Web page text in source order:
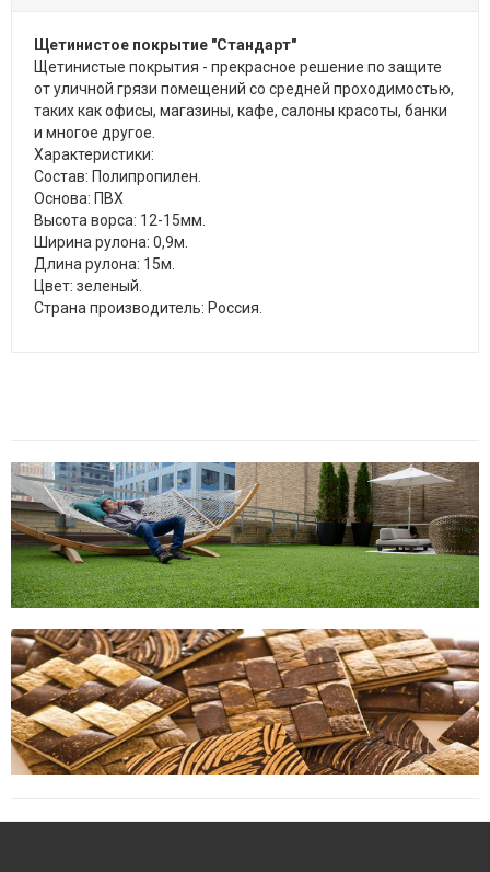
Щетинистое покрытие "Стандарт"
Щетинистые покрытия - прекрасное решение по защите
от уличной грязи помещений со средней проходимостью,
таких как офисы, магазины, кафе, салоны красоты, банки
и многое другое.
Характеристики:
Состав: Полипропилен.
Основа: ПВХ
Высота ворса: 12-15мм.
Ширина рулона: 0,9м.
Длина рулона: 15м.
Цвет: зеленый.
Страна производитель: Россия.